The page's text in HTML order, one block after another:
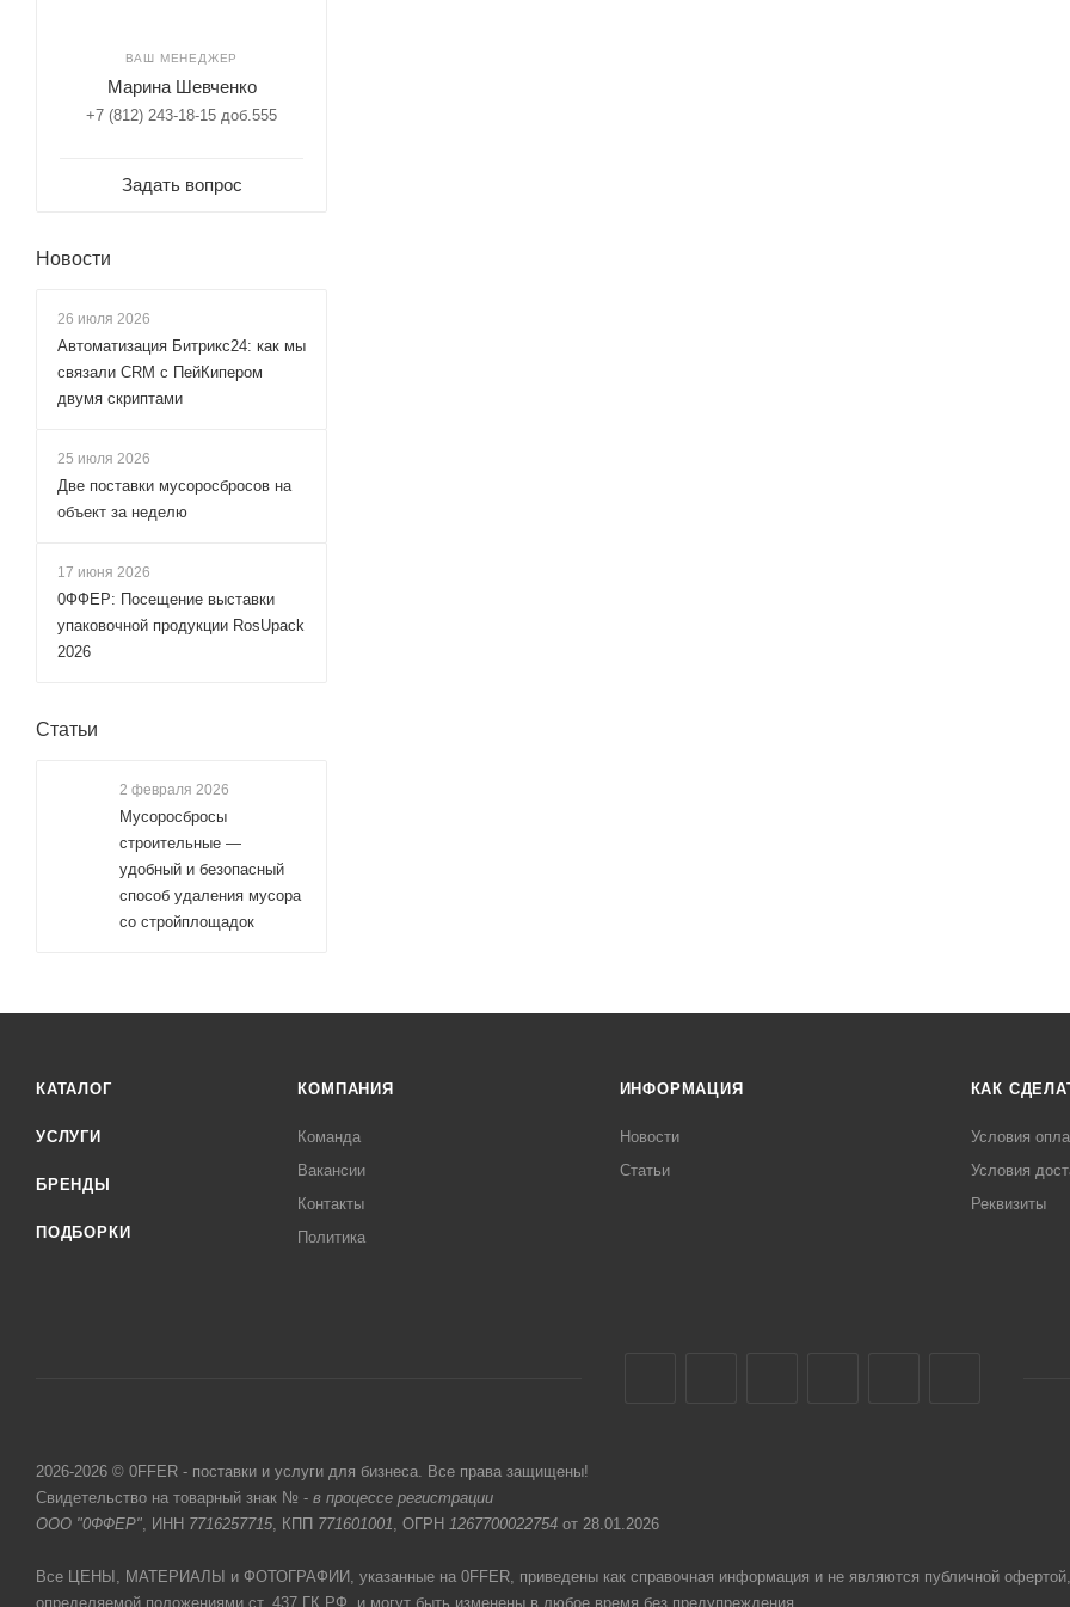
ВАШ МЕНЕДЖЕР
Марина Шевченко
+7 (812) 243-18-15 доб.555
Задать вопрос
Новости
26 июля 2026
Автоматизация Битрикс24: как мы
связали CRM с ПейКипером
двумя скриптами
25 июля 2026
Две поставки мусоросбросов на
объект за неделю
17 июня 2026
0ФФЕР: Посещение выставки
упаковочной продукции RosUpack
2026
Статьи
2 февраля 2026
Мусоросбросы
строительные —
удобный и безопасный
способ удаления мусора
со стройплощадок
КАТАЛОГ
УСЛУГИ
БРЕНДЫ
ПОДБОРКИ
КОМПАНИЯ
Команда
Вакансии
Контакты
Политика
ИНФОРМАЦИЯ
Новости
Статьи
КАК
Условия
Условия
Реквизиты
2026-2026 © 0FFER - поставки и услуги для бизнеса. Все права защищены!
Свидетельство на товарный знак № - в процессе регистрации
ООО "0ФФЕР", ИНН 7716257715, КПП 771601001, ОГРН 1267700022754 от 28.01.2026
Все ЦЕНЫ, МАТЕРИАЛЫ и ФОТОГРАФИИ, указанные на 0FFER, приведены как справочная информация и не являются публичной офертой,
определяемой положениями ст. 437 ГК РФ, и могут быть изменены в любое время без предупреждения.